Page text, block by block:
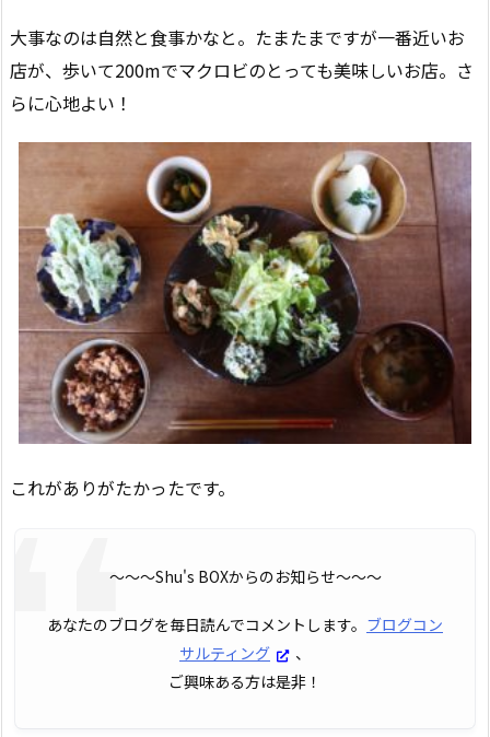
大事なのは自然と食事かなと。たまたまですが一番近いお
店が、歩いて200mでマクロビのとっても美味しいお店。さ
らに心地よい！
これがありがたかったです。
〜〜〜Shu's BOXからのお知らせ〜〜〜
あなたのブログを毎日読んでコメントします。 ブログコン
サルティング
、
ご興味ある方は是非！